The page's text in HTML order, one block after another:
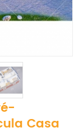
Casa